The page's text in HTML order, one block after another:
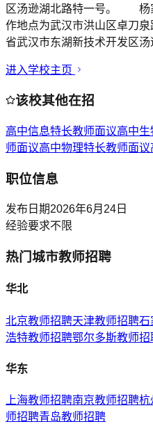
区汤逊湖北路特一号。 杨
作地点为武汉市洪山区卓
省武汉市东湖新技术开发区
进入学校主页
该校其他在招
高中信息特长教师面议高中生
师面议高中物理特长教师面议
职位信息
发布日期2026年6月24日
经验要求不限
热门城市教师招聘
华北
北京教师招聘天津教师招聘石
浩特教师招聘鄂尔多斯教师招
华东
上海教师招聘南京教师招聘杭
师招聘青岛教师招聘